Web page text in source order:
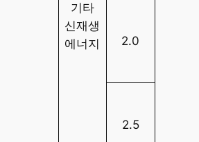
기타
신재생
에너지
2.0
2.5